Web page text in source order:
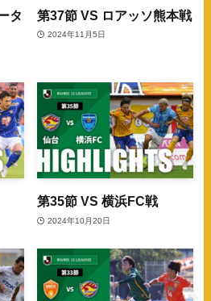
タ
第37節 VS ロアッソ熊本戦
2024年11月5日
第35節 VS 横浜FC戦
2024年10月20日